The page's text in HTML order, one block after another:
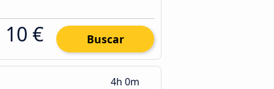
10 € Buscar
4h 0m